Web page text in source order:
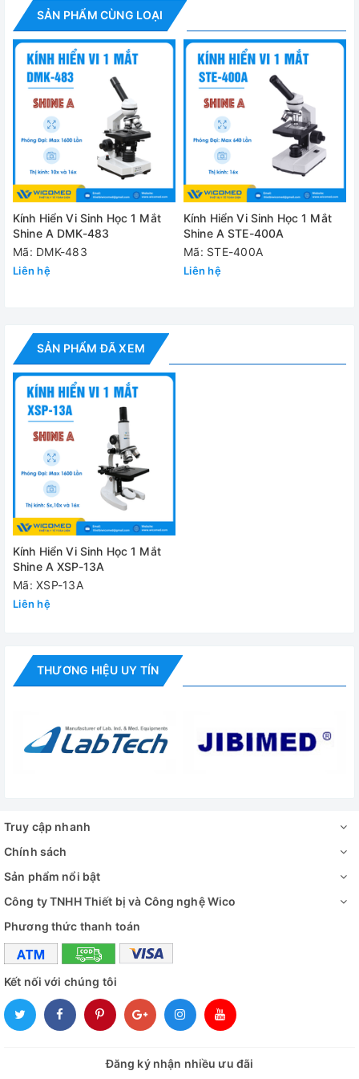
Bộ tụ quang
Bộ tụ quang Abbe N.A. 1.25, có thể
Nguồn sáng Gương phản xạ
Cung cấp bao gồm:
Kính hiển vi XSP-13A
Phụ kiện tiêu chuẩn
✅Hướng dẫn sử dụng
Video - Hình ảnh
Tổng quan kính hiển vi 1 mắt XSP-13A
Hàng có sẵn, nhập khẩu chính hãng cam kết bảo hành 12
Chi tiết vật kính 4X, 10X, và 40X
SẢN PHẨM CÙNG LOẠI
Kính Hiển Vi Sinh Học 1 Mắt
Shine A DMK-483
Mã: DMK-483
Liên hệ
Kính Hiển Vi Sinh Học 1 Mắt
Shine A STE-400A
Mã: STE-400A
Liên hệ
SẢN PHẨM ĐÃ XEM
Kính Hiển Vi Sinh Học 1 Mắt
Shine A XSP-13A
Mã: XSP-13A
Liên hệ
THƯƠNG HIỆU UY TÍN
Truy cập nhanh
Chính sách
Sản phẩm nổi bật
Công ty TNHH Thiết bị và Công nghệ Wico
Phương thức thanh toán
Kết nối với chúng tôi
Đăng ký nhận nhiều ưu đãi